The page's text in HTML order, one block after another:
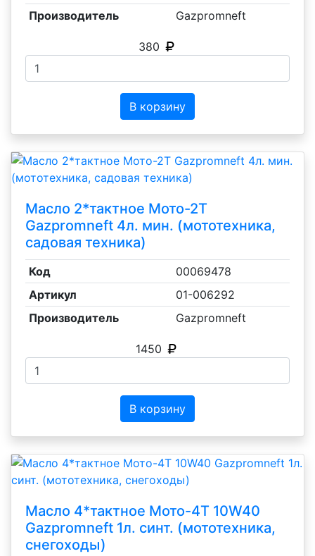
Производитель
Gazpromneft
380
В корзину
Масло 2*тактное Мото-2Т
Gazpromneft 4л. мин. (мототехника,
садовая техника)
Код
00069478
Артикул
01-006292
Производитель
Gazpromneft
1450
В корзину
Масло 4*тактное Мото-4Т 10W40
Gazpromneft 1л. синт. (мототехника,
снегоходы)